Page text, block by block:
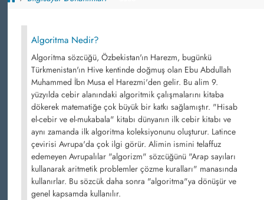
Algoritma Nedir?
Algoritma sözcüğü, Özbekistan'ın Harezm, bugünkü
Türkmenistan'ın Hive kentinde doğmuş olan Ebu Abdullah
Muhammed İbn Musa el Harezmi'den gelir. Bu alim 9.
yüzyılda cebir alanındaki algoritmik çalışmalarını kitaba
dökerek matematiğe çok büyük bir katkı sağlamıştır. "Hisab
el-cebir ve el-mukabala" kitabı dünyanın ilk cebir kitabı ve
aynı zamanda ilk algoritma koleksiyonunu oluşturur. Latince
çevirisi Avrupa'da çok ilgi görür. Alimin ismini telaffuz
edemeyen Avrupalılar "algorizm" sözcüğünü "Arap sayıları
kullanarak aritmetik problemler çözme kuralları" manasında
kullanırlar. Bu sözcük daha sonra "algoritma"ya dönüşür ve
genel kapsamda kullanılır.